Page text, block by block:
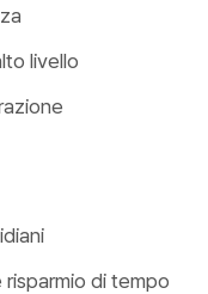
livello
di tempo